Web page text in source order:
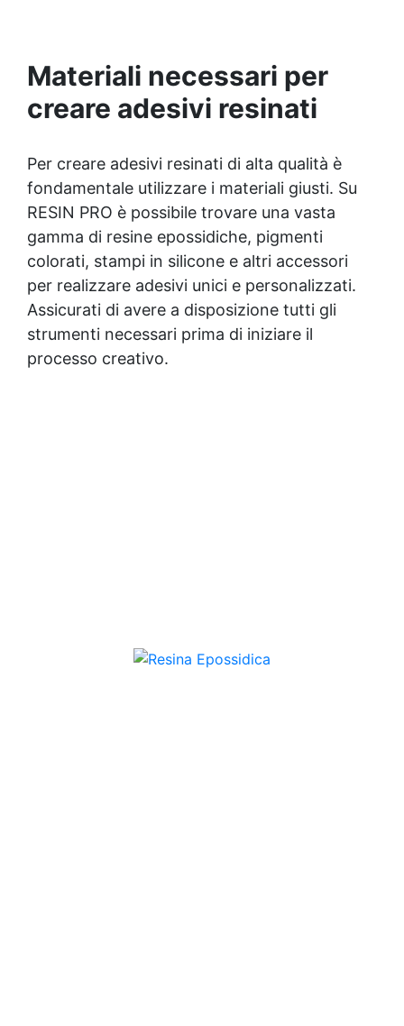
Materiali necessari per
creare adesivi resinati
Per creare adesivi resinati di alta qualità è
fondamentale utilizzare i materiali giusti. Su
RESIN PRO è possibile trovare una vasta
gamma di resine epossidiche, pigmenti
colorati, stampi in silicone e altri accessori
per realizzare adesivi unici e personalizzati.
Assicurati di avere a disposizione tutti gli
strumenti necessari prima di iniziare il
processo creativo.